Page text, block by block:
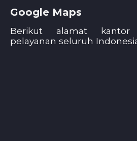
Google Maps
Berikut alamat
pelayanan seluruh